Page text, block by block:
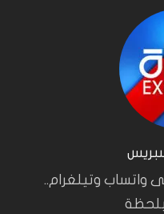
واتساب وتيلغرام..
بلحظة